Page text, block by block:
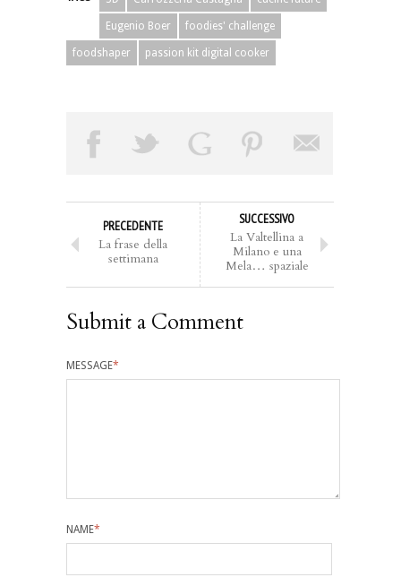
Eugenio Boer foodies' challenge
foodshaper passion kit digital cooker
PRECEDENTE
La frase della
settimana
SUCCESSIVO
La Valtellina a
Milano e una
Mela… spaziale
Submit a Comment
MESSAGE*
NAME*